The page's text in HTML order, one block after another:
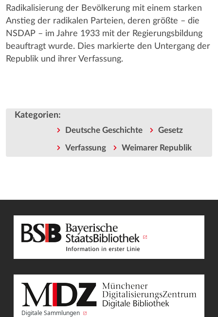
Radikalisierung der Bevölkerung mit einem starken
Anstieg der radikalen Parteien, deren größte – die
NSDAP – im Jahre 1933 mit der Regierungsbildung
beauftragt wurde. Dies markierte den Untergang der
Republik und ihrer Verfassung.
Kategorien:
Deutsche Geschichte Gesetz
Verfassung Weimarer Republik
Digitale Sammlungen